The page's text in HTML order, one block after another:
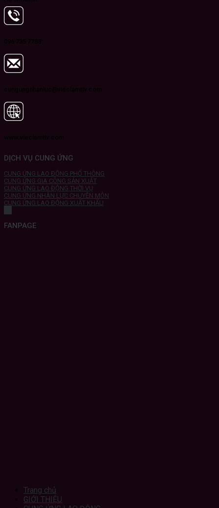
DỊCH VỤ CUNG ỨNG
CUNG ỨNG LAO ĐỘNG PHỔ THÔNG
CUNG ỨNG GIA CÔNG SẢN XUẤT
CUNG ỨNG LAO ĐỘNG THỜI VỤ
CUNG ỨNG NHÂN LỰC CHUYÊN MÔN
CUNG ỨNG LAO ĐỘNG XUẤT KHẨU
FANPAGE
Trang chủ
GIỚI THIỆU